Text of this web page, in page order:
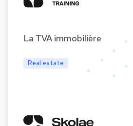
La TVA immobilière
Real estate